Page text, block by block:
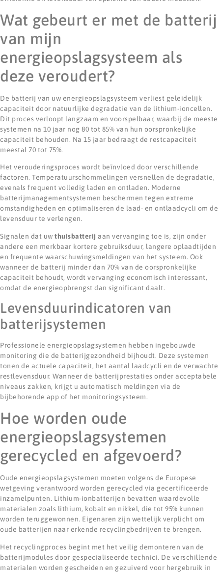
Wat gebeurt er met de batterij
van mijn
energieopslagsysteem als
deze veroudert?
De batterij van uw energieopslagsysteem verliest geleidelijk
capaciteit door natuurlijke degradatie van de lithium-ioncellen.
Dit proces verloopt langzaam en voorspelbaar, waarbij de meeste
systemen na 10 jaar nog 80 tot 85% van hun oorspronkelijke
capaciteit behouden. Na 15 jaar bedraagt de restcapaciteit
meestal 70 tot 75%.
Het verouderingsproces wordt beïnvloed door verschillende
factoren. Temperatuurschommelingen versnellen de degradatie,
evenals frequent volledig laden en ontladen. Moderne
batterijmanagementsystemen beschermen tegen extreme
omstandigheden en optimaliseren de laad- en ontlaadcycli om de
levensduur te verlengen.
Signalen dat uw thuisbatterij aan vervanging toe is, zijn onder
andere een merkbaar kortere gebruiksduur, langere oplaadtijden
en frequente waarschuwingsmeldingen van het systeem. Ook
wanneer de batterij minder dan 70% van de oorspronkelijke
capaciteit behoudt, wordt vervanging economisch interessant,
omdat de energieopbrengst dan significant daalt.
Levensduurindicatoren van
batterijsystemen
Professionele energieopslagsystemen hebben ingebouwde
monitoring die de batterijgezondheid bijhoudt. Deze systemen
tonen de actuele capaciteit, het aantal laadcycli en de verwachte
restlevensduur. Wanneer de batterijprestaties onder acceptabele
niveaus zakken, krijgt u automatisch meldingen via de
bijbehorende app of het monitoringsysteem.
Hoe worden oude
energieopslagsystemen
gerecycled en afgevoerd?
Oude energieopslagsystemen moeten volgens de Europese
wetgeving verantwoord worden gerecycled via gecertificeerde
inzamelpunten. Lithium-ionbatterijen bevatten waardevolle
materialen zoals lithium, kobalt en nikkel, die tot 95% kunnen
worden teruggewonnen. Eigenaren zijn wettelijk verplicht om
oude batterijen naar erkende recyclingbedrijven te brengen.
Het recyclingproces begint met het veilig demonteren van de
batterijmodules door gespecialiseerde technici. De verschillende
materialen worden gescheiden en gezuiverd voor hergebruik in